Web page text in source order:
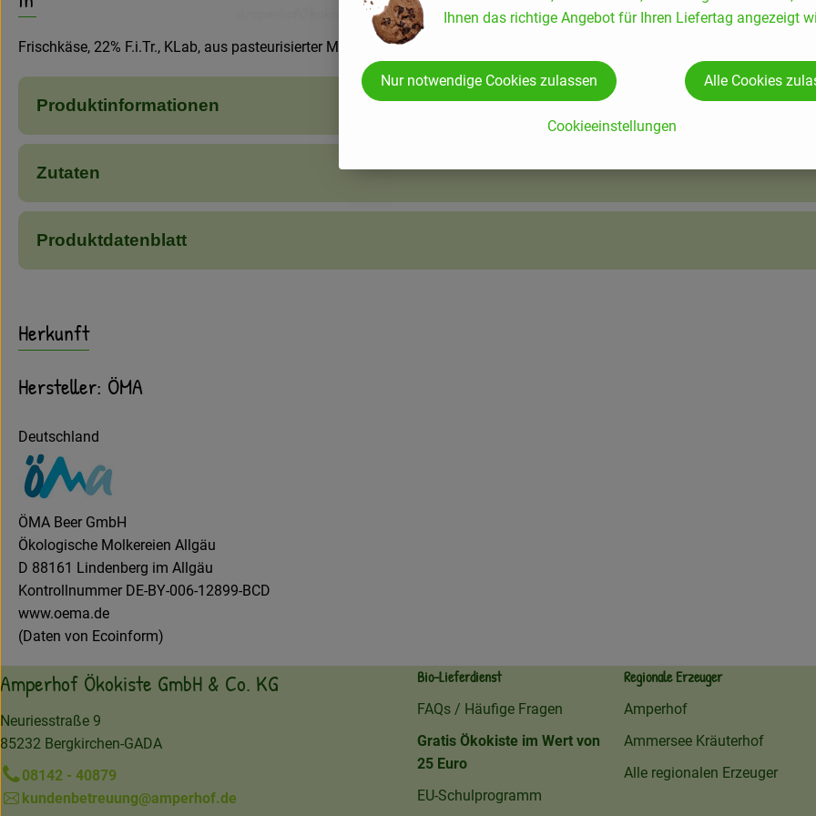
Frischkäse, 22% F.i.Tr., KLab, aus pasteurisierter Milch
Produktinformationen
Zutaten
Produktdatenblatt
Herkunft
Hersteller: ÖMA
Deutschland
ÖMA Beer GmbH
Ökologische Molkereien Allgäu
D 88161 Lindenberg im Allgäu
Kontrollnummer DE-BY-006-12899-BCD
www.oema.de
(Daten von Ecoinform)
Amperhof Ökokiste GmbH & Co. KG
Neuriesstraße 9
85232 Bergkirchen-GADA
08142 - 40879
kundenbetreuung@amperhof.de
Bio-Lieferdienst
FAQs / Häufige Fragen
Gratis Ökokiste im Wert von
25 Euro
EU-Schulprogramm
Regionale Erzeuger
Amperhof
Ammersee Kräuterhof
Alle regionalen Erzeuger
Ihnen das richtige Angebot für Ihren Liefertag angezeigt
Cookieeinstellungen
Nur notwendige Cookies zulassen Alle Cookies